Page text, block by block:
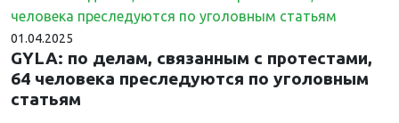
01.04.2025
GYLA: по делам, связанным с протестами,
64 человека преследуются по уголовным
статьям